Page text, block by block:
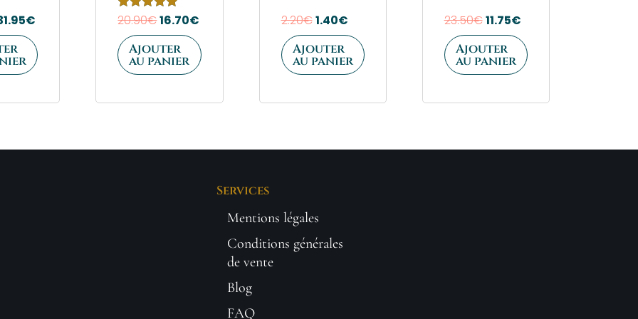
€
Note
sur 5
20.90€16.70€
Ajouter
au panier
2.20€1.40€
Ajouter
au panier
23.50€11.75€
Ajouter
au panier
Services
Mentions légales
Conditions générales
de vente
Blog
FAQ